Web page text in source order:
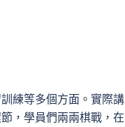
練等多個方面。實際講
，學員們兩兩棋戰，在